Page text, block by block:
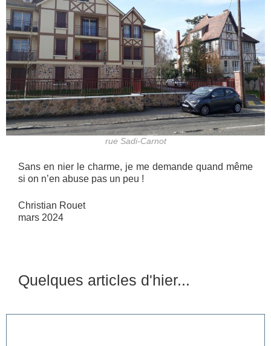
rue Sadi-Carnot
Sans en nier le charme, je me demande quand même
si on n’en abuse pas un peu !
Christian Rouet
mars 2024
Quelques articles d'hier...